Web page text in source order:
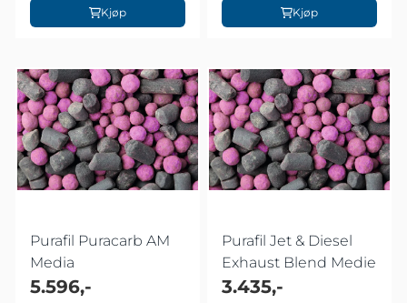
Kjøp Kjøp
Purafil Puracarb AM
Media
5.596,-
Purafil Jet & Diesel
Exhaust Blend Medie
3.435,-